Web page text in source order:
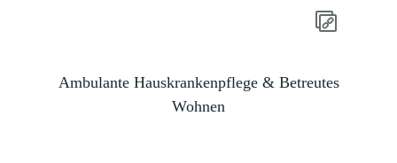
Ambulante Hauskrankenpflege & Betreutes
Wohnen